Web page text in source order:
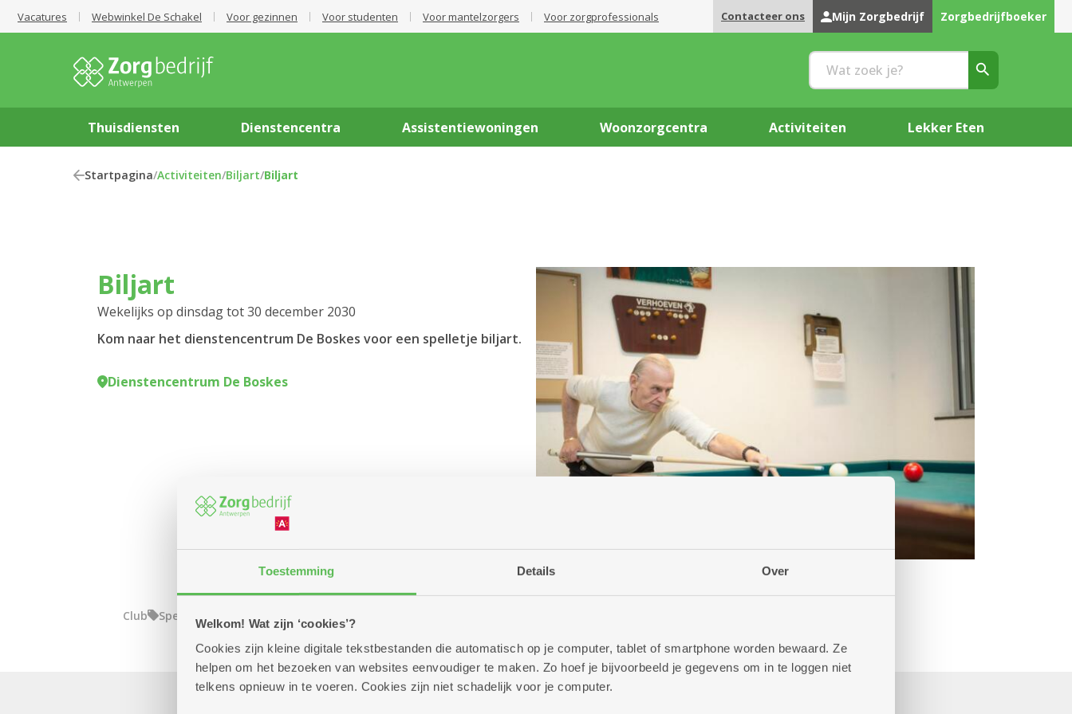
Toestemming Details Over
Welkom! Wat zijn ‘cookies’?
Cookies zijn kleine digitale tekstbestanden die automatisch op je computer, tablet of smartphone worden bewaard. Ze
helpen om het bezoeken van websites eenvoudiger te maken. Zo hoef je bijvoorbeeld je gegevens om in te loggen niet
telkens opnieuw in te voeren. Cookies zijn niet schadelijk voor je computer.
Vacatures Webwinkel De Schakel Voor gezinnen Voor studenten Voor mantelzorgers Voor zorgprofessionals Contacteer ons Mijn Zorgbedrijf Zorgbedrijfboeker
Thuisdiensten Dienstencentra Assistentiewoningen Woonzorgcentra Activiteiten Lekker Eten
Startpagina/Activiteiten/Biljart/Biljart
Biljart
Wekelijks op dinsdag tot 30 december 2030
Kom naar het dienstencentrum De Boskes voor een spelletje biljart.
Dienstencentrum De Boskes
Club Spel